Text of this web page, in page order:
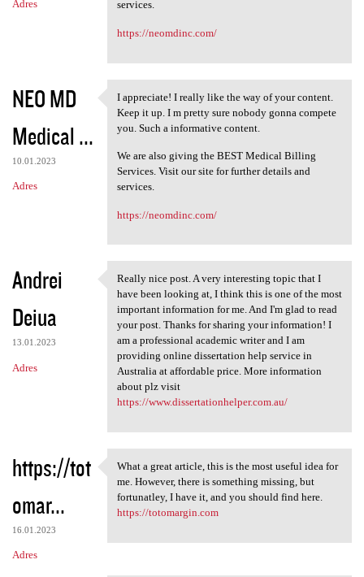
Adres
services.
https://neomdinc.com/
NEO MD
Medical ...
10.01.2023
Adres
I appreciate! I really like
I appreciate! I really like the way of your content.
Keep it up. I m pretty sure nobody gonna compete
you. Such a informative content.
We are also giving the BEST Medical Billing
Services. Visit our site for further details and
services.
https://neomdinc.com/
Andrei
Deiua
13.01.2023
Adres
Really nice post. A very
Really nice post. A very interesting topic that I
have been looking at, I think this is one of the most
important information for me. And I'm glad to read
your post. Thanks for sharing your information! I
am a professional academic writer and I am
providing online dissertation help service in
Australia at affordable price. More information
about plz visit
https://www.dissertationhelper.com.au/
https://tot
omar...
16.01.2023
Adres
What a great article, this is
What a great article, this is the most useful idea for
me. However, there is something missing, but
fortunatley, I have it, and you should find here.
https://totomargin.com